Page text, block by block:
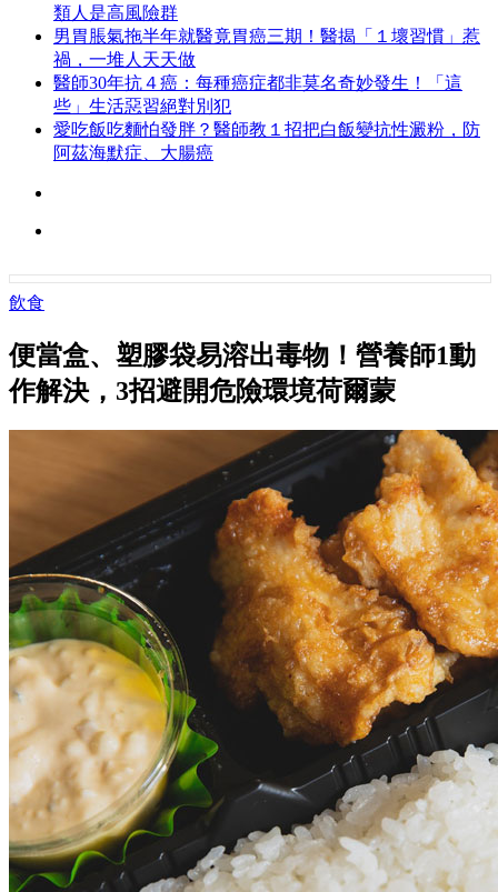
類人是高風險群
男胃脹氣拖半年就醫竟胃癌三期！醫揭「１壞習慣」惹
禍，一堆人天天做
醫師30年抗４癌：每種癌症都非莫名奇妙發生！「這
些」生活惡習絕對別犯
愛吃飯吃麵怕發胖？醫師教１招把白飯變抗性澱粉，防
阿茲海默症、大腸癌
飲食
便當盒、塑膠袋易溶出毒物！營養師1動
作解決，3招避開危險環境荷爾蒙